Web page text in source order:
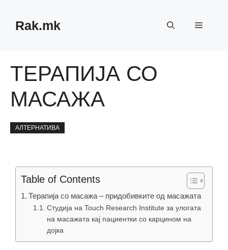
contentRak.mk Menu
ТЕРАПИЈА СО
МАСАЖА
АЛТЕРНАТИВА
Table of Contents
Терапија со масажа – придобивките од масажата
Студија на Touch Research Institute за улогата
на масажата кај пациентки со карцином на
дојка